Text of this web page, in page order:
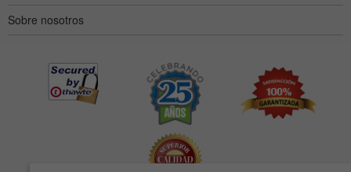
Sobre nosotros